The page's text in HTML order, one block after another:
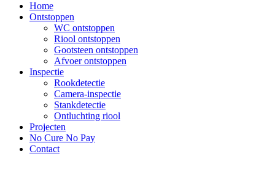
Home
Ontstoppen
WC ontstoppen
Riool ontstoppen
Gootsteen ontstoppen
Afvoer ontstoppen
Inspectie
Rookdetectie
Camera-inspectie
Stankdetectie
Ontluchting riool
Projecten
No Cure No Pay
Contact